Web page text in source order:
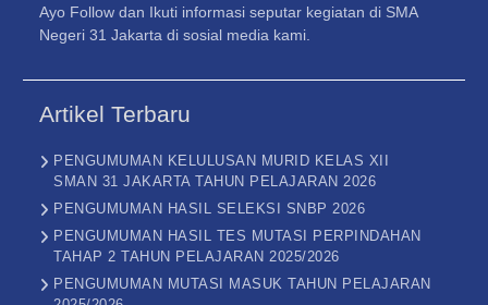
–
Twitter
Ayo Follow dan Ikuti informasi seputar kegiatan di SMA
Negeri 31 Jakarta di sosial media kami.
Artikel Terbaru
PENGUMUMAN KELULUSAN MURID KELAS XII
SMAN 31 JAKARTA TAHUN PELAJARAN 2026
PENGUMUMAN HASIL SELEKSI SNBP 2026
PENGUMUMAN HASIL TES MUTASI PERPINDAHAN
TAHAP 2 TAHUN PELAJARAN 2025/2026
PENGUMUMAN MUTASI MASUK TAHUN PELAJARAN